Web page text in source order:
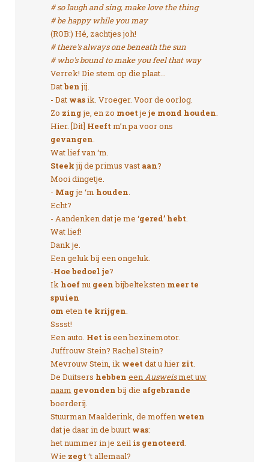
# so laugh and sing, make love the thing
# be happy while you may
(ROB:) Hé, zachtjes joh!
# there's always one beneath the sun
# who's bound to make you feel that way
Verrek! Die stem op die plaat…
Datbenjij.
- Dat wasik. Vroeger. Voor de oorlog.
Zo zingje, en zo moetje je mond houden
Hier. [Dit] Heeft m’n pa voor ons
gevangen
Wat lief van ‘m.
Steekjij de primus vast aan?
Mooi dingetje.
- Magje ‘m houden
Echt?
- Aandenken dat je me ‘gered’ hebt
Wat lief!
Dank je.
Een geluk bij een ongeluk.
-Hoe bedoel je?
Ik hoefnu geenbijbelteksten meer te
spuien
om eten te krijgen
Sssst!
Een auto. Het iseen bezinemotor.
Juffrouw Stein? Rachel Stein?
Mevrouw Stein, ik weet dat u hier zit
De Duitsers hebben een Ausweismet uw
naam gevondenbij die afgebrande
boerderij.
Stuurman Maalderink, de moffen weten
dat je daar in de buurt was:
het nummer in je zeil is genoteerd
Wie zegt ‘t allemaal?